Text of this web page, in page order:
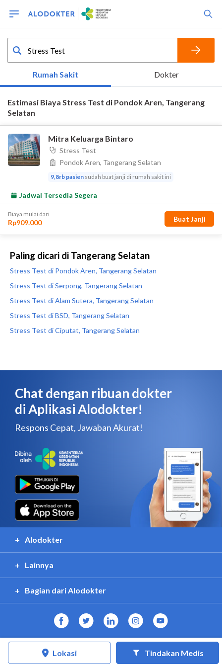
Paling dicari di Tangerang Selatan
Stress Test di Pondok Aren, Tangerang Selatan
Stress Test di Serpong, Tangerang Selatan
Stress Test di Alam Sutera, Tangerang Selatan
Stress Test di BSD, Tangerang Selatan
Stress Test di Ciputat, Tangerang Selatan